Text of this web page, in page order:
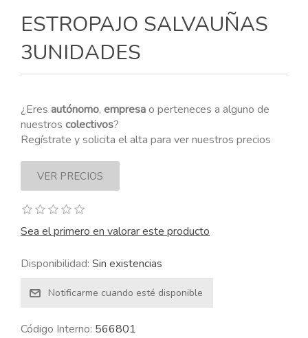
ESTROPAJO SALVAUÑAS
3UNIDADES
¿Eres autónomo, empresao perteneces a alguno de
nuestros colectivos?
Regístrate y solicita el alta para ver nuestros precios
Sea el primero en valorar este producto
Disponibilidad: Sin existencias
Código Interno: 566801